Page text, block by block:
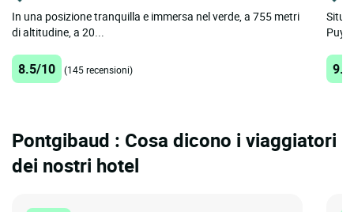
In una posizione tranquilla e immersa nel verde, a 755 metri
di altitudine, a 20...
8.5/10 (145 recensioni)
Puy-
Pontgibaud : Cosa dicono i viaggiatori
dei nostri hotel